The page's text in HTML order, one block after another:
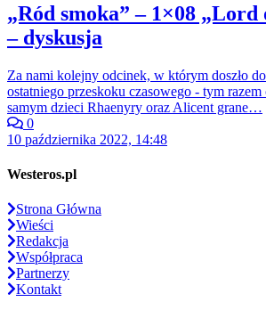
„Ród smoka” – 1×08 „Lord
– dyskusja
Za nami kolejny odcinek, w którym doszło
ostatniego przeskoku czasowego - tym razem
samym dzieci Rhaenyry oraz Alicent grane…
0
10 października 2022, 14:48
Westeros.pl
Strona Główna
Wieści
Redakcja
Współpraca
Partnerzy
Kontakt